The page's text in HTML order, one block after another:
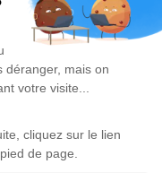
un lieu
d’Yvonne
est
Je rends hommage